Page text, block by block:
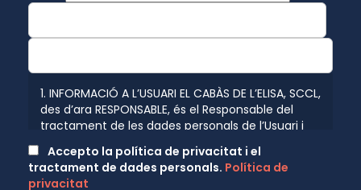
1. INFORMACIÓ A L’USUARI EL CABÀS DE L’ELISA, SCCL,
des d’ara RESPONSABLE, és el Responsable del
tractament de les dades personals de l’Usuari i
conformitat amb el que disposen les normatives
vigents en protecció de dades personals, el
Accepto la política de privacitat i el
tractament de dades personals. Política de
privacitat